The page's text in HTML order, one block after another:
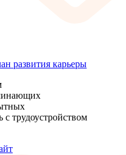
развития карьеры
трудоустройством